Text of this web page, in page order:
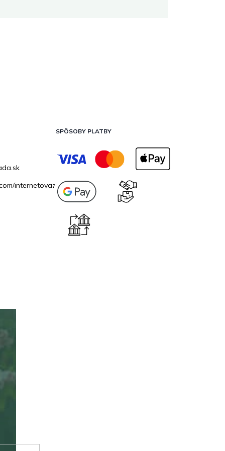
internetovazahrada.sk/
SPÔSOBY PLATBY